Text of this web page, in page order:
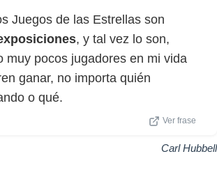
Juegos de las Estrellas son
, y tal vez lo son,
muy pocos jugadores en mi vida
ganar, no importa quién
o qué.
Ver frase
Carl Hubbell